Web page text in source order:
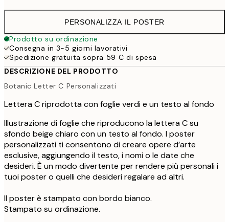
PERSONALIZZA IL POSTER
Prodotto su ordinazione
Consegna in 3-5 giorni lavorativi
Spedizione gratuita sopra 59 € di spesa
DESCRIZIONE DEL PRODOTTO
Botanic Letter C Personalizzati
Lettera C riprodotta con foglie verdi e un testo al fondo
Illustrazione di foglie che riproducono la lettera C su
sfondo beige chiaro con un testo al fondo. I poster
personalizzati ti consentono di creare opere d’arte
esclusive, aggiungendo il testo, i nomi o le date che
desideri. È un modo divertente per rendere più personali i
tuoi poster o quelli che desideri regalare ad altri.
Il poster è stampato con bordo bianco.
Stampato su ordinazione.